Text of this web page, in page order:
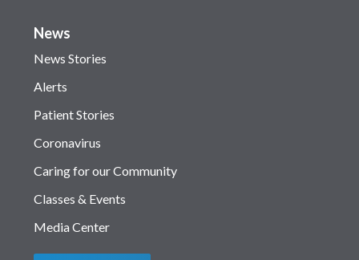
News
News Stories
Alerts
Patient Stories
Coronavirus
Caring for our Community
Classes & Events
Media Center